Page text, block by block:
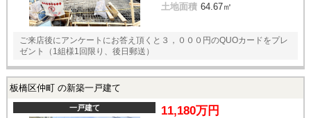
土地面積 64.67㎡
ご来店後にアンケートにお答え頂くと３，０００円のQUOカードをプレ
ゼント（1組様1回限り、後日郵送）
板橋区仲町 の新築一戸建て
一戸建て 11,180万円